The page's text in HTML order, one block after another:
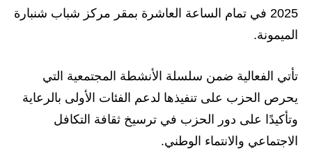
2025 في تمام الساعة العاشرة بمقر مركز شباب شنبارة
الميمونة.
تأتي الفعالية ضمن سلسلة الأنشطة المجتمعية التي
يحرص الحزب على تنفيذها لدعم الفئات الأولى بالرعاية
وتأكيدًا على دور الحزب في ترسيخ ثقافة التكافل
الاجتماعي والانتماء الوطني.